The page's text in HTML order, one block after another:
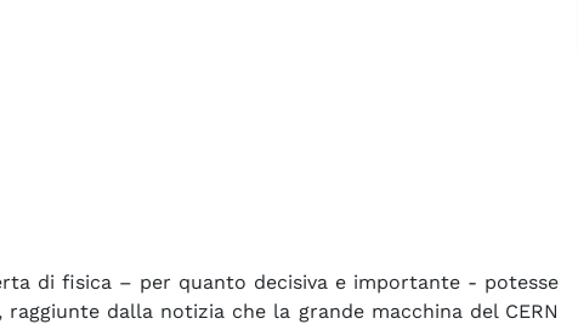
di fisica – per quanto decisiva e importante - potesse
dalla notizia che la grande macchina del CERN